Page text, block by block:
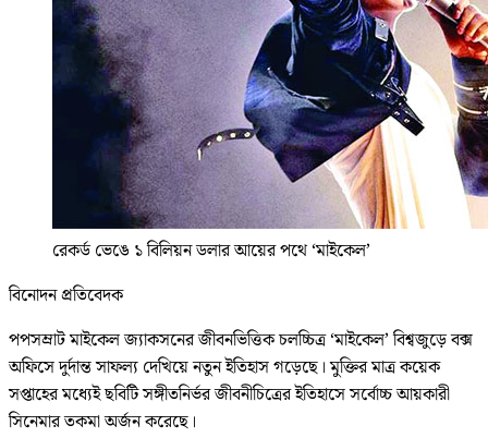
রেকর্ড ভেঙে ১ বিলিয়ন ডলার আয়ের পথে ‘মাইকেল’
বিনোদন প্রতিবেদক
পপসম্রাট মাইকেল জ্যাকসনের জীবনভিত্তিক চলচ্চিত্র ‘মাইকেল’ বিশ্বজুড়ে বক্স
অফিসে দুর্দান্ত সাফল্য দেখিয়ে নতুন ইতিহাস গড়েছে। মুক্তির মাত্র কয়েক
সপ্তাহের মধ্যেই ছবিটি সঙ্গীতনির্ভর জীবনীচিত্রের ইতিহাসে সর্বোচ্চ আয়কারী
সিনেমার তকমা অর্জন করেছে।